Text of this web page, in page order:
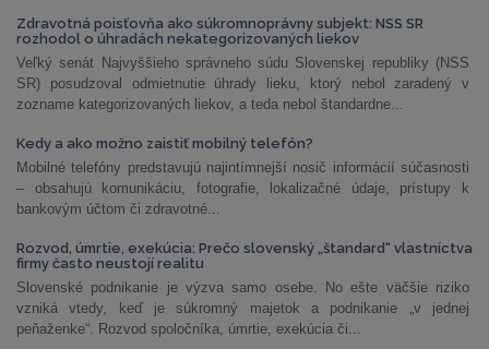
Zdravotná poisťovňa ako súkromnoprávny subjekt: NSS SR
rozhodol o úhradách nekategorizovaných liekov
Veľký senát Najvyššieho správneho súdu Slovenskej republiky (NSS
SR) posudzoval odmietnutie úhrady lieku, ktorý nebol zaradený v
zozname kategorizovaných liekov, a teda nebol štandardne...
Kedy a ako možno zaistiť mobilný telefón?
Mobilné telefóny predstavujú najintímnejší nosič informácií súčasnosti
– obsahujú komunikáciu, fotografie, lokalizačné údaje, prístupy k
bankovým účtom či zdravotné...
Rozvod, úmrtie, exekúcia: Prečo slovenský „štandard“ vlastníctva
firmy často neustojí realitu
Slovenské podnikanie je výzva samo osebe. No ešte väčšie riziko
vzniká vtedy, keď je súkromný majetok a podnikanie „v jednej
peňaženke“. Rozvod spoločníka, úmrtie, exekúcia či...